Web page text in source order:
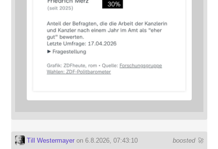
boosted 🚀
Till Westermayeron 6.8.2026, 07:43:10